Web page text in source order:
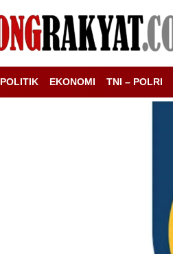
POLITIK EKONOMI TNI – POLRI